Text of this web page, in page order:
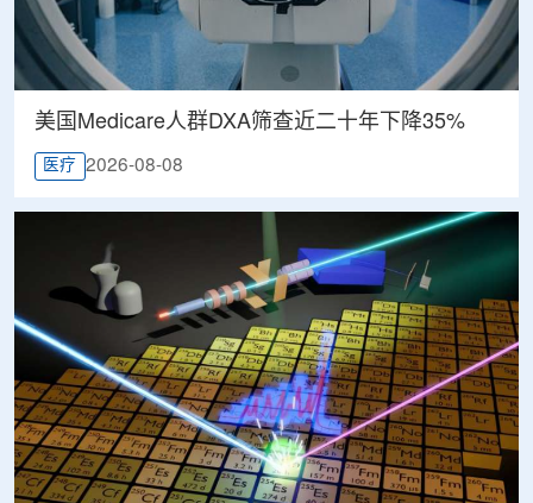
美国Medicare人群DXA筛查近二十年下降35%
医疗 2026-08-08